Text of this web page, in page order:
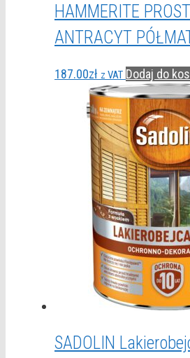
HAMMERITE
ANTRACYT
187.00zł z VAT Dodaj do
SADOLIN